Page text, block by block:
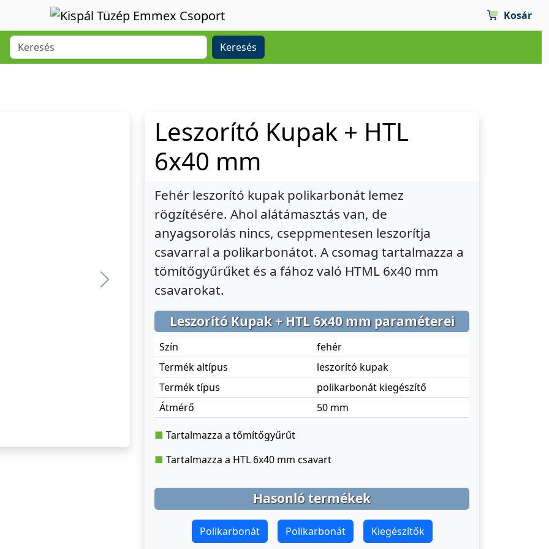
Kosár
Keresés
Previous
Leszorító Kupak + HTL
6x40 mm
Fehér leszorító kupak polikarbonát lemez
rögzítésére. Ahol alátámasztás van, de
anyagsorolás nincs, cseppmentesen leszorítja
csavarral a polikarbonátot. A csomag tartalmazza a
tömítőgyűrűket és a fához való HTML 6x40 mm
csavarokat.
Leszorító Kupak + HTL 6x40 mm paraméterei
Szín
fehér
Termék altípus
leszorító kupak
Termék típus
polikarbonát kiegészítő
Átmérő
50 mm
Tartalmazza a tőmítőgyűrűt
Tartalmazza a HTL 6x40 mm csavart
Hasonló termékek
Polikarbonát Polikarbonát Kiegészítők